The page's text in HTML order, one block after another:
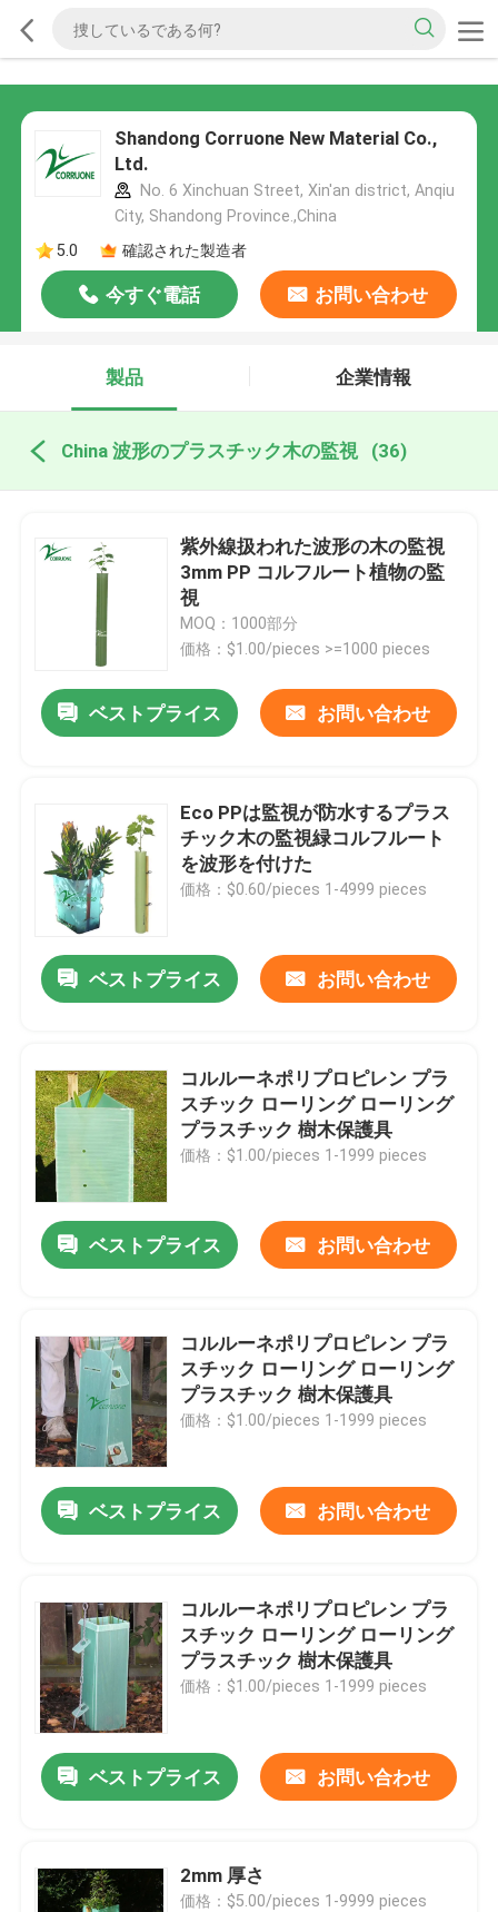
Shandong Corruone New Material Co.,
Ltd.
No. 6 Xinchuan Street, Xin'an district, Anqiu
City, Shandong Province.,China
5.0
確認された製造者
今すぐ電話 お問い合わせ
製品 企業情報
China 波形のプラスチック木の監視 (36)
紫外線扱われた波形の木の監視
3mm PP コルフルート植物の監
視
MOQ：1000部分
価格：$1.00/pieces >=1000 pieces
ベストプライス お問い合わせ
Eco PPは監視が防水するプラス
チック木の監視緑コルフルート
を波形を付けた
価格：$0.60/pieces 1-4999 pieces
ベストプライス お問い合わせ
コルルーネポリプロピレン プラ
スチック ローリング ローリング
プラスチック 樹木保護具
価格：$1.00/pieces 1-1999 pieces
ベストプライス お問い合わせ
コルルーネポリプロピレン プラ
スチック ローリング ローリング
プラスチック 樹木保護具
価格：$1.00/pieces 1-1999 pieces
ベストプライス お問い合わせ
コルルーネポリプロピレン プラ
スチック ローリング ローリング
プラスチック 樹木保護具
価格：$1.00/pieces 1-1999 pieces
ベストプライス お問い合わせ
2mm 厚さ
価格：$5.00/pieces 1-9999 pieces